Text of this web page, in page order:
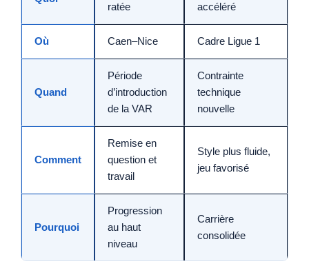
ratée
accéléré
Où Caen–Nice Cadre Ligue 1
Quand
Période
d’introduction
de la VAR
Contrainte
technique
nouvelle
Comment
Remise en
question et
travail
Style plus fluide,
jeu favorisé
Pourquoi
Progression
au haut
niveau
Carrière
consolidée